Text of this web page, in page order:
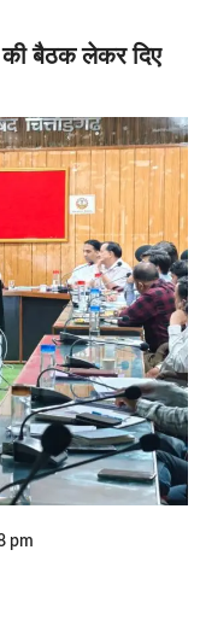
की बैठक लेकर दिए
pm